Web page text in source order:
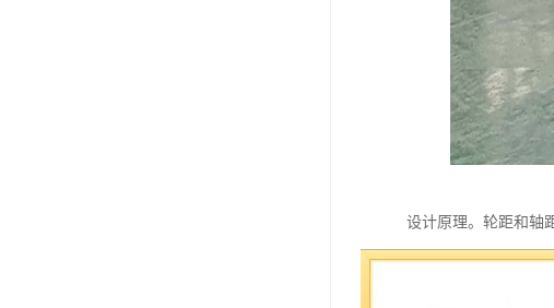
设计原理。轮距和轴
的是前后轴中心距前
问题，但是如果轴